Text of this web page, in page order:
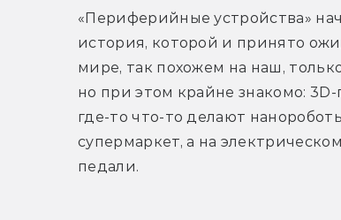
«Периферийные устройства»
история, которой и принято
мире, так похожем на наш,
но при этом крайне знакомо:
где-то что-то делают
супермаркет, а на
педали.